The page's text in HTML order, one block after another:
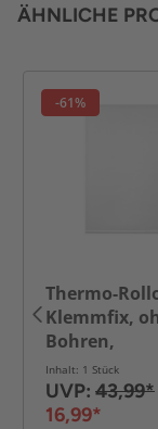
ÄHNLICHE
-61%
Thermo-
Klemmfix,
Bohren,
Weiß, 100 cm
cm (B x L)
Inhalt: 1 Stück
UVP: 43,99*
16,99*